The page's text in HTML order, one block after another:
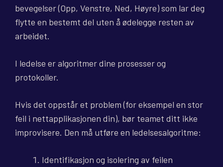
bevegelser (Opp, Venstre, Ned, Høyre) som lar deg
flytte en bestemt del uten å ødelegge resten av
arbeidet.
I ledelse er algoritmer dine prosesser og
protokoller.
Hvis det oppstår et problem (for eksempel en stor
feil i nettapplikasjonen din), bør teamet ditt ikke
improvisere. Den må utføre en ledelsesalgoritme:
Identifikasjon og isolering av feilen